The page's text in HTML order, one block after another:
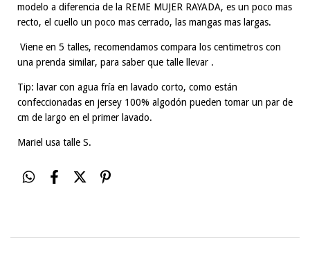
modelo a diferencia de la REME MUJER RAYADA, es un poco mas
recto, el cuello un poco mas cerrado, las mangas mas largas.
Viene en 5 talles, recomendamos compara los centimetros con
una prenda similar, para saber que talle llevar .
Tip: lavar con agua fría en lavado corto, como están
confeccionadas en jersey 100% algodón pueden tomar un par de
cm de largo en el primer lavado.
Mariel usa talle S.